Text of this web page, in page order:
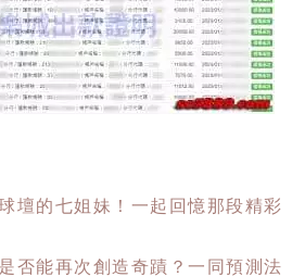
壇的七姐妹！一起回憶那段精彩
否能再次創造奇蹟？一同預測法